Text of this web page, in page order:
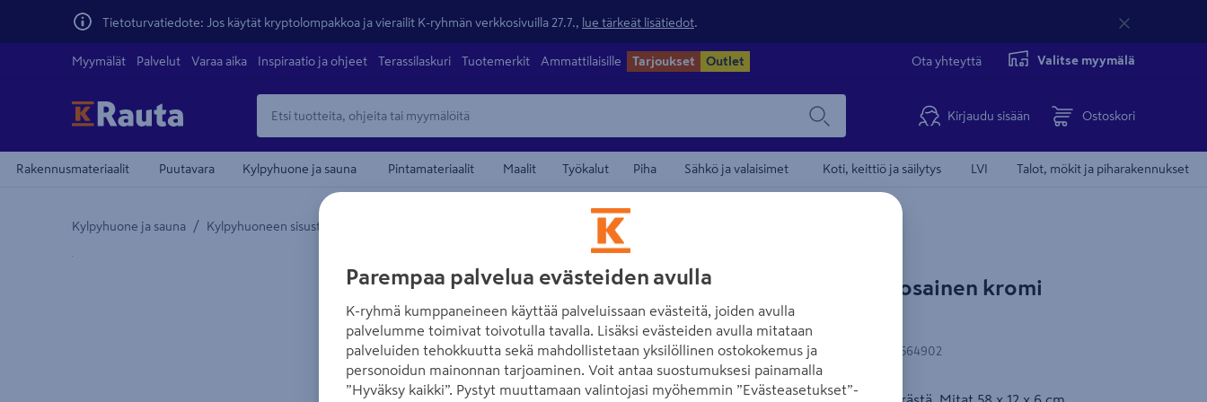
Tietoturvatiedote: Jos käytät kryptolompakkoa ja vierailit K-ryhmän verkkosivuilla 27.7., lue tärkeät lisätiedot
Myymälät Palvelut Varaa aika Inspiraatio ja ohjeet Terassilaskuri Tuotemerkit Ammattilaisille Tarjoukset Outlet Ota yhteyttä Valitse myymälä
Kirjaudu sisään Ostoskori
Rakennusmateriaalit Puutavara Kylpyhuone ja sauna Pintamateriaalit Maalit Työkalut Piha Sähkö ja valaisimet Koti, keittiö ja säilytys LVI Talot, mökit ja piharakennukset
Kylpyhuone ja sauna / Kylpyhuoneen sisustus
Yksityiskohtainen kuvaus löytyy Tuotteen kuvaus -maamerkistä
Suihkuhylly Pisla Duschy 1-osainen kromi
58x12x6cm 56490
Tuotenumero: 500534526 EAN-koodi 7391398564902
Parempaa palvelua evästeiden avulla
K-ryhmä kumppaneineen käyttää palveluissaan evästeitä, joiden avulla
palvelumme toimivat toivotulla tavalla. Lisäksi evästeiden avulla mitataan
palveluiden tehokkuutta sekä mahdollistetaan yksilöllinen ostokokemus ja
personoidun mainonnan tarjoaminen. Voit antaa suostumuksesi painamalla
”Hyväksy kaikki”. Pystyt muuttamaan valintojasi myöhemmin ”Evästeasetukset”-